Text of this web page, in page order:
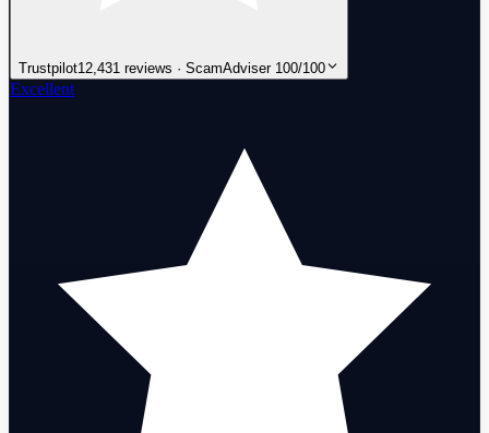
Trustpilot12,431 reviews · ScamAdviser 100/100
Excellent